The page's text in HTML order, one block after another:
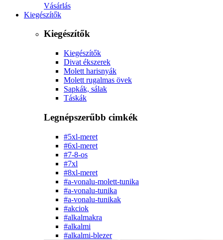
Vásárlás
Kiegészítők
Kiegészítők
Kiegészítők
Divat ékszerek
Molett harisnyák
Molett rugalmas övek
Sapkák, sálak
Táskák
Legnépszerűbb cimkék
#5xl-meret
#6xl-meret
#7-8-os
#7xl
#8xl-meret
#a-vonalu-molett-tunika
#a-vonalu-tunika
#a-vonalu-tunikak
#akciok
#alkalmakra
#alkalmi
#alkalmi-blezer